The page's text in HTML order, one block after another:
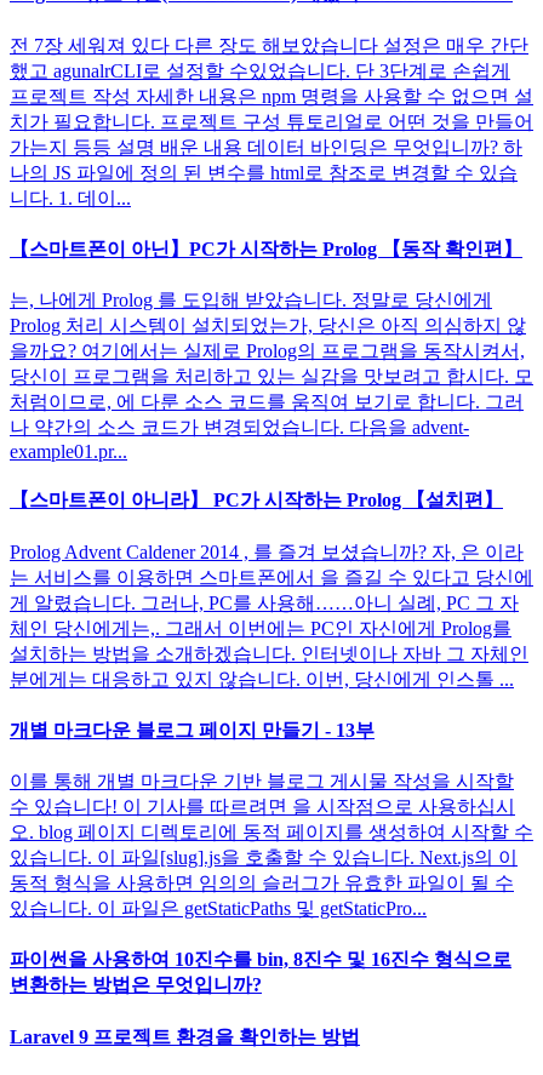
전 7장 세워져 있다 다른 장도 해보았습니다 설정은 매우 간단
했고 agunalrCLI로 설정할 수있었습니다. 단 3단계로 손쉽게
프로젝트 작성 자세한 내용은 npm 명령을 사용할 수 없으면 설
치가 필요합니다. 프로젝트 구성 튜토리얼로 어떤 것을 만들어
가는지 등등 설명 배운 내용 데이터 바인딩은 무엇입니까? 하
나의 JS 파일에 정의 된 변수를 html로 참조로 변경할 수 있습
니다. 1. 데이...
【스마트폰이 아닌】PC가 시작하는 Prolog 【동작 확인편】
는, 나에게 Prolog 를 도입해 받았습니다. 정말로 당신에게
Prolog 처리 시스템이 설치되었는가, 당신은 아직 의심하지 않
을까요? 여기에서는 실제로 Prolog의 프로그램을 동작시켜서,
당신이 프로그램을 처리하고 있는 실감을 맛보려고 합시다. 모
처럼이므로, 에 다룬 소스 코드를 움직여 보기로 합니다. 그러
나 약간의 소스 코드가 변경되었습니다. 다음을 advent-
example01.pr...
【스마트폰이 아니라】 PC가 시작하는 Prolog 【설치편】
Prolog Advent Caldener 2014 , 를 즐겨 보셨습니까? 자, 은 이라
는 서비스를 이용하면 스마트폰에서 을 즐길 수 있다고 당신에
게 알렸습니다. 그러나, PC를 사용해……아니 실례, PC 그 자
체인 당신에게는,. 그래서 이번에는 PC인 자신에게 Prolog를
설치하는 방법을 소개하겠습니다. 인터넷이나 자바 그 자체인
분에게는 대응하고 있지 않습니다. 이번, 당신에게 인스톨 ...
개별 마크다운 블로그 페이지 만들기 - 13부
이를 통해 개별 마크다운 기반 블로그 게시물 작성을 시작할
수 있습니다! 이 기사를 따르려면 을 시작점으로 사용하십시
오. blog 페이지 디렉토리에 동적 페이지를 생성하여 시작할 수
있습니다. 이 파일[slug].js을 호출할 수 있습니다. Next.js의 이
동적 형식을 사용하면 임의의 슬러그가 유효한 파일이 될 수
있습니다. 이 파일은 getStaticPaths 및 getStaticPro...
파이썬을 사용하여 10진수를 bin, 8진수 및 16진수 형식으로
변환하는 방법은 무엇입니까?
Laravel 9 프로젝트 환경을 확인하는 방법